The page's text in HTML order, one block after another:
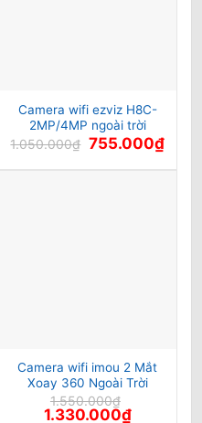
Camera wifi ezviz H8C-
2MP/4MP ngoài trời
1.050.000₫ Giá
gốc
là:
755.000₫Giá
hiện
tại
Camera wifi imou 2 Mắt
Xoay 360 Ngoài Trời
1.550.000₫
Giá
1.330.000₫Giá